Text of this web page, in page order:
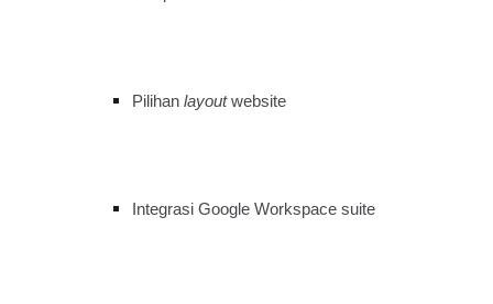
Pilihanlayoutwebsite
Integrasi Google Workspace suite